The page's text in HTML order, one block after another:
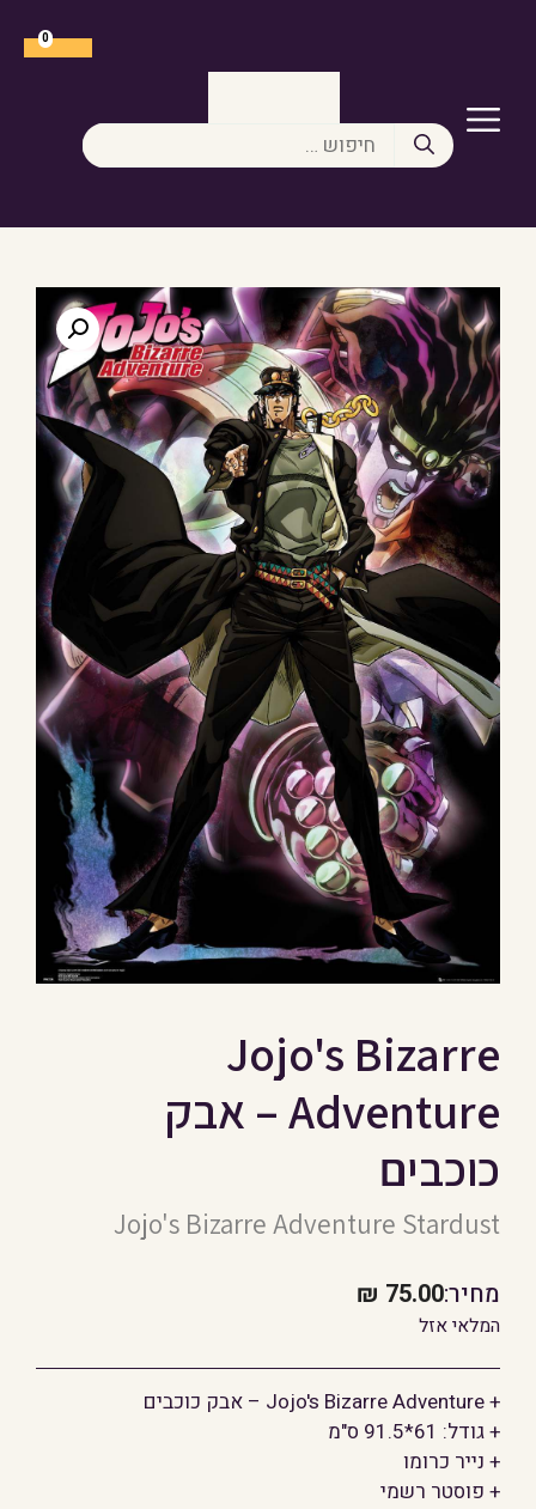
חיפוש:
0
תפריט
Jojo's Bizarre
Adventure – אבק
כוכבים
Jojo's Bizarre Adventure Stardust
מחיר:75.00
₪
המלאי אזל
+ Jojo's Bizarre Adventure – אבק כוכבים
+ גודל: 61*91.5 ס"מ
+ נייר כרומו
+ פוסטר רשמי